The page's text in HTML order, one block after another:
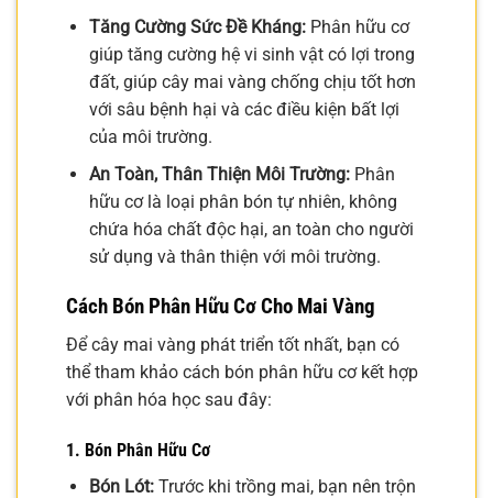
Tăng Cường Sức Đề Kháng:Phân hữu cơ
giúp tăng cường hệ vi sinh vật có lợi trong
đất, giúp cây mai vàng chống chịu tốt hơn
với sâu bệnh hại và các điều kiện bất lợi
của môi trường.
An Toàn, Thân Thiện Môi Trường:Phân
hữu cơ là loại phân bón tự nhiên, không
chứa hóa chất độc hại, an toàn cho người
sử dụng và thân thiện với môi trường.
Cách Bón Phân Hữu Cơ Cho Mai Vàng
Để cây mai vàng phát triển tốt nhất, bạn có
thể tham khảo cách bón phân hữu cơ kết hợp
với phân hóa học sau đây:
1. Bón Phân Hữu Cơ
Bón Lót:Trước khi trồng mai, bạn nên trộn